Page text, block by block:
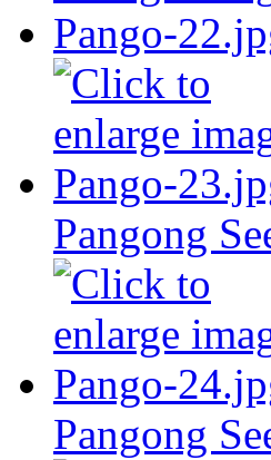
Pangong
Pangong